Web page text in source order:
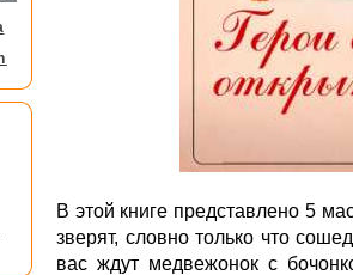
В этой книге представлено 5
зверят, словно только что
вас ждут медвежонок с